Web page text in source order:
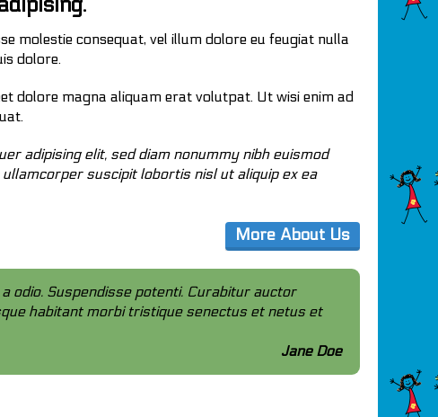
molestie consequat, vel illum dolore eu feugiat nulla
dolore.
dolore magna aliquam erat volutpat. Ut wisi enim ad
adipising elit, sed diam nonummy nibh euismod
suscipit lobortis nisl ut aliquip ex ea
More About Us
odio. Suspendisse potenti. Curabitur auctor
habitant morbi tristique senectus et netus et
Jane Doe